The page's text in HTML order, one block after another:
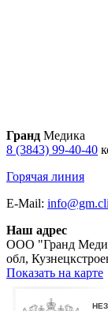
Гранд Медика
8 (3843) 99-40-40
Горячая линия
E-Mail:
Наш адрес
ООО "Гранд
обл,
Показать на карте